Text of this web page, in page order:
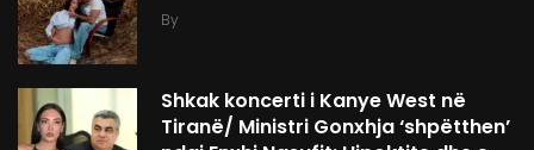
By
Shkak koncerti i Kanye West në
Tiranë/ Ministri Gonxhja ‘shpëtthen’